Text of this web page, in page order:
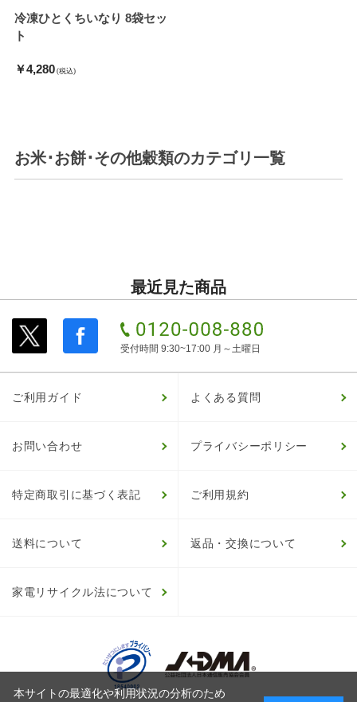
冷凍ひとくちいなり 8袋セッ
ト
￥4,280 (税込)
お米･お餅･その他穀類のカテゴリ一覧
最近見た商品
受付時間 9:30~17:00 月～土曜日
ご利用ガイド よくある質問
お問い合わせ プライバシーポリシー
特定商取引に基づく表記 ご利用規約
送料について 返品・交換について
家電リサイクル法について
本サイトの最適化や利用状況の分析のため